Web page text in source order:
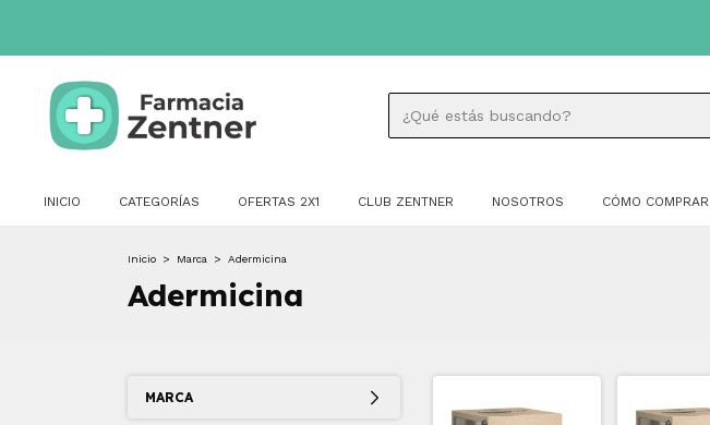
INICIO CATEGORÍAS OFERTAS 2X1 CLUB ZENTNER NOSOTROS CÓMO COMPRAR
Inicio > Marca > Adermicina
Adermicina
MARCA